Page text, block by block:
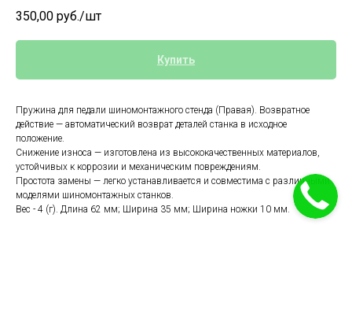
350,00 руб./шт
Купить
Пружина для педали шиномонтажного стенда (Правая). Возвратное
действие — автоматический возврат деталей станка в исходное
положение.
Снижение износа — изготовлена из высококачественных материалов,
устойчивых к коррозии и механическим повреждениям.
Простота замены — легко устанавливается и совместима с различными
моделями шиномонтажных станков.
Вес - 4 (г). Длина 62 мм; Ширина 35 мм; Ширина ножки 10 мм.